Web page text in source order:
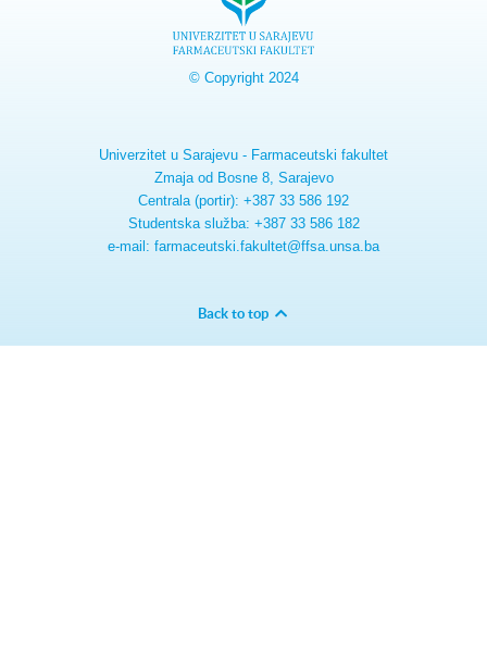
© Copyright 2024
Univerzitet u Sarajevu - Farmaceutski fakultet
Zmaja od Bosne 8, Sarajevo
Centrala (portir): +387 33 586 192
Studentska služba: +387 33 586 182
e-mail: farmaceutski.fakultet@ffsa.unsa.ba
Back to top